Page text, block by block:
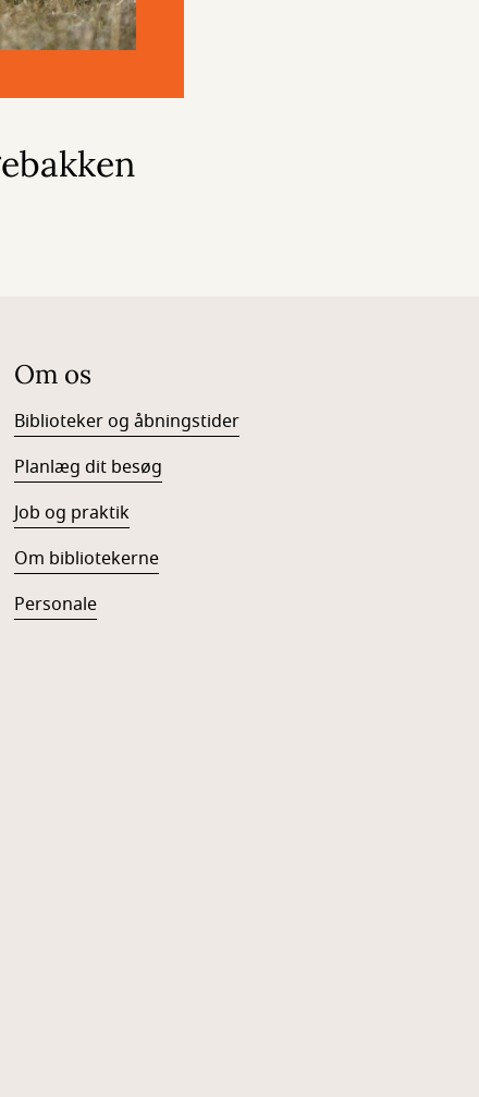
Om os
Biblioteker og åbningstider
Planlæg dit besøg
Job og praktik
Om bibliotekerne
Personale